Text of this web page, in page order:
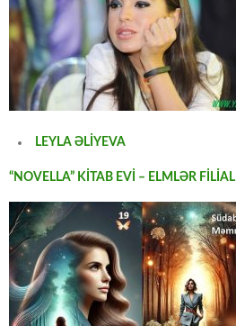
LEYLA ƏLİYEVA
“NOVELLA” KİTAB EVİ – ELMLƏR FİLİALI